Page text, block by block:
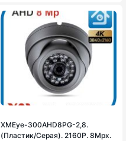
XMEye-300AHD8PG-2,8.
(Пластик/Серая). 2160P. 8Mpx.